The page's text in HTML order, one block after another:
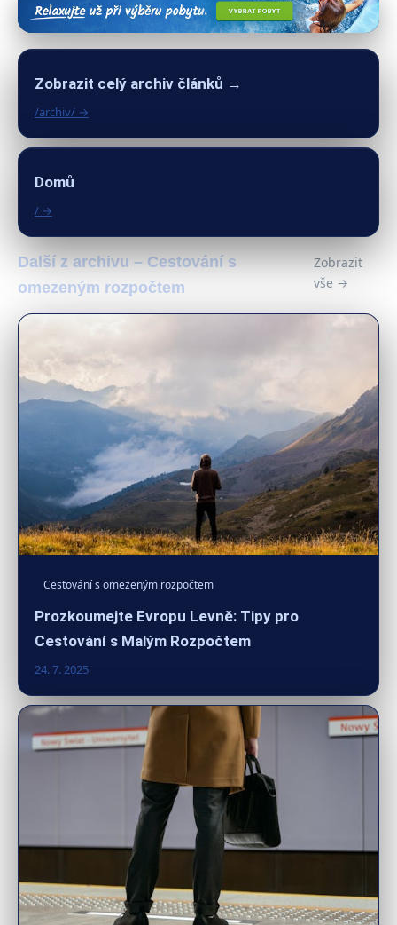
Zobrazit celý archiv článků →
/archiv/ →
Domů
/ →
Další z archivu – Cestování s
omezeným rozpočtem
Zobrazit
vše →
Cestování s omezeným rozpočtem
Prozkoumejte Evropu Levně: Tipy pro
Cestování s Malým Rozpočtem
24. 7. 2025